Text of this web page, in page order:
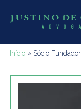
Início » Sócio Fundador